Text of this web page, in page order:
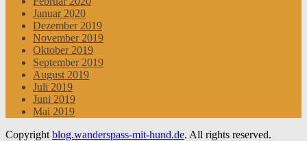
Januar 2020
Dezember 2019
November 2019
Oktober 2019
September 2019
August 2019
Juli 2019
Juni 2019
Mai 2019
Copyright blog.wanderspass-mit-hund.de. All rights reserved.